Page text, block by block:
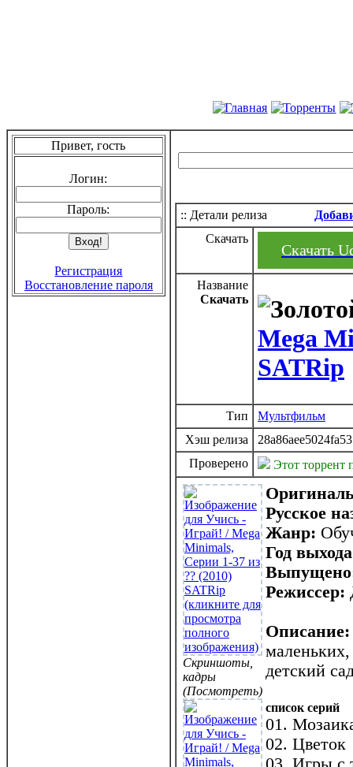
Привет, гость
Логин:
Пароль:
Регистрация
Восстановление пароля
:: Детали релиза
Скачать
Скачать
Название
Скачать
Mega
SATRip
Тип
Мультфильм
Хэш релиза
Проверено
Этот торрент
Скриншоты,
кадры
(Посмотреть)
Русское
Жанр:
Год
Режиссер:
Описание:
детский
список серий
01.
02. Цветок